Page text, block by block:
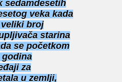
sedamdesetih
veka kada
broj
starina
se početkom
za
u zemlji,